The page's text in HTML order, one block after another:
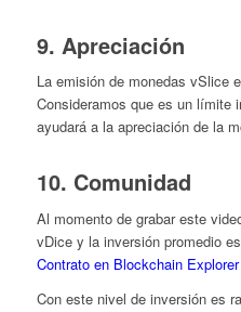
9. Apreciación
La emisión de monedas vSlice
Consideramos que es un límite
ayudará a la apreciación de la
10. Comunidad
Al momento de grabar este
vDice y la inversión promedio
Contrato en Blockchain Explorer
Con este nivel de inversión es